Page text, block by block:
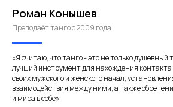
Роман Конышев
Преподаёт танго с 2009 года
«Я считаю, что танго - это не только душевный
лучший инструмент для нахождения контакта
своих мужского и женского начал,
взаимодействия между ними, а также
и мира в себе»